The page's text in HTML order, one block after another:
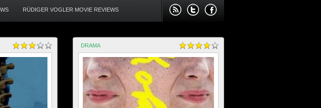
RÜDIGER VOGLER MOVIE REVIEWS
DRAMA